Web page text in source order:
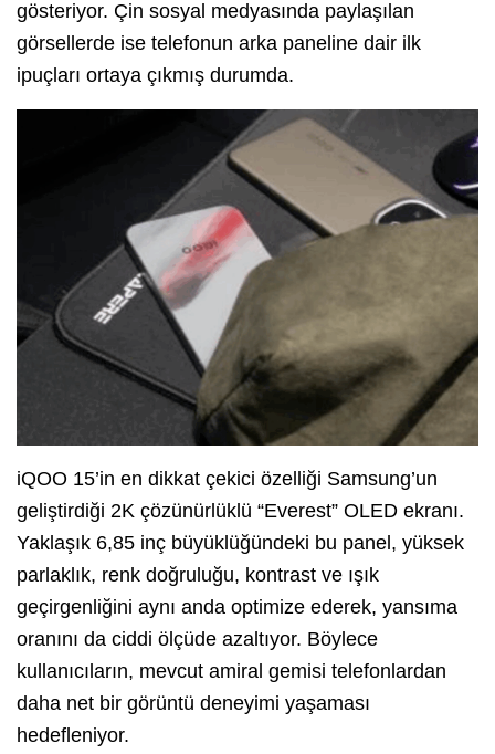
gösteriyor. Çin sosyal medyasında paylaşılan
görsellerde ise telefonun arka paneline dair ilk
ipuçları ortaya çıkmış durumda.
iQOO 15’in en dikkat çekici özelliği Samsung’un
geliştirdiği 2K çözünürlüklü “Everest” OLED ekranı.
Yaklaşık 6,85 inç büyüklüğündeki bu panel, yüksek
parlaklık, renk doğruluğu, kontrast ve ışık
geçirgenliğini aynı anda optimize ederek, yansıma
oranını da ciddi ölçüde azaltıyor. Böylece
kullanıcıların, mevcut amiral gemisi telefonlardan
daha net bir görüntü deneyimi yaşaması
hedefleniyor.